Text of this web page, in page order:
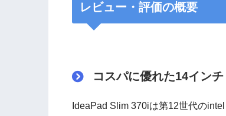
レビュー・評価の概要
コスパに優れた14インチ
IdeaPad Slim 370iは第12世代の